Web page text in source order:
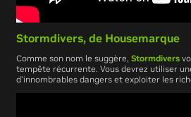
Stormdivers, de Housemarque
Comme son nom le suggère, Stormdivers
tempête récurrente. Vous devrez utiliser
d'innombrables dangers et exploiter les